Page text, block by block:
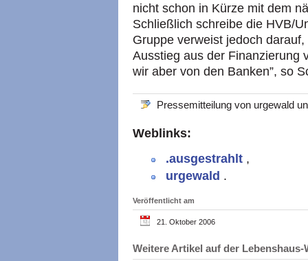
nicht schon in Kürze mit dem
Schließlich schreibe die HVB/
Gruppe verweist jedoch
Ausstieg aus der Finanzierung
wir aber von den Banken”, so
Pressemitteilung von urgewald
Weblinks:
.ausgestrahlt ,
urgewald .
Veröffentlicht am
21. Oktober 2006
Weitere Artikel auf der